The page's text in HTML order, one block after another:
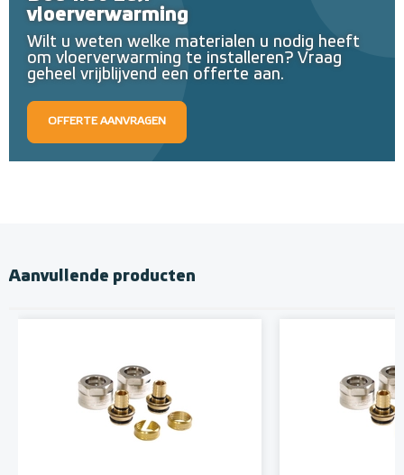
vloerverwarming
Wilt u weten welke materialen u nodig heeft
om vloerverwarming te installeren? Vraag
geheel vrijblijvend een offerte aan.
OFFERTE AANVRAGEN
Aanvullende producten